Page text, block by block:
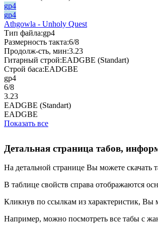
gp4
gp4
Athgowla - Unholy Quest
Тип файла:gp4
Размерность такта:6/8
Продолж-сть, мин:3.23
Гитарный строй:EADGBE (Standart)
Строй баса:EADGBE
gp4
6/8
3.23
EADGBE (Standart)
EADGBE
Показать все
Детальная страница табов,
На детальной странице Вы можете скачать
В таблице свойств справа отображаются
Кликнув по ссылкам из характеристик, Вы
Например, можно посмотреть все табы с